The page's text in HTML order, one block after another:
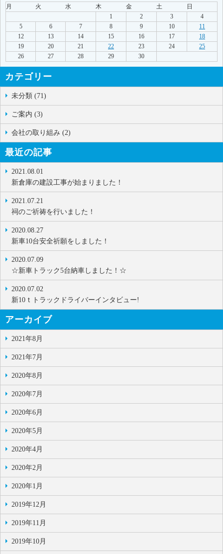
月
火 水 木 金 土
日
1
2 3
4
5
6 7 8 9 10
11
12
13 14 15 16 17
18
19
20 21 22 23 24
25
26
27 28 29 30
カテゴリー
未分類 (71)
ご案内 (3)
会社の取り組み (2)
最近の記事
2021.08.01
新倉庫の建設工事が始まりました！
2021.07.21
祠のご祈祷を行いました！
2020.08.27
新車10台安全祈願をしました！
2020.07.09
☆新車トラック5台納車しました！☆
2020.07.02
新10ｔトラックドライバーインタビュー!
アーカイブ
2021年8月
2021年7月
2020年8月
2020年7月
2020年6月
2020年5月
2020年4月
2020年2月
2020年1月
2019年12月
2019年11月
2019年10月